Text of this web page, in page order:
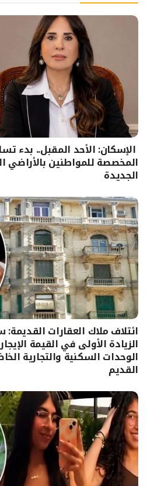
الإسكان: الأحد المقبل.. بدء
المخصصة للمواطنين بالأراضي
الجديدة
ائتلاف ملاك العقارات
الوحدات السكنية والتجارية
القديم